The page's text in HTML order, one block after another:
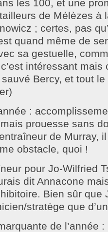
les 100, et une
de Mélèzes à
; certes, pas
quand même de
sa gestuelle,
intéressant mais
sauvé Bercy, et tout
:
prouesse sans
de Murray,
obstacle, quoi !
pour Jo-Wilfried
dit Annacone
Bien sûr que
stratège que
de l’année